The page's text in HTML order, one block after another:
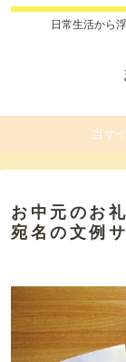
日常生活から
当サ
お中元のお
宛名の文例